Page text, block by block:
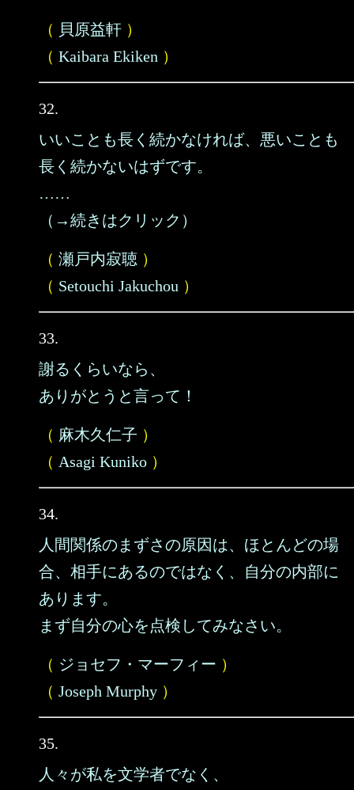
（ 貝原益軒 ）
（ Kaibara Ekiken ）
32.
いいことも長く続かなければ、悪いことも
長く続かないはずです。
……
（→続きはクリック）
（ 瀬戸内寂聴 ）
（ Setouchi Jakuchou ）
33.
謝るくらいなら、
ありがとうと言って！
（ 麻木久仁子 ）
（ Asagi Kuniko ）
34.
人間関係のまずさの原因は、ほとんどの場
合、相手にあるのではなく、自分の内部に
あります。
まず自分の心を点検してみなさい。
（ ジョセフ・マーフィー ）
（ Joseph Murphy ）
35.
人々が私を文学者でなく、